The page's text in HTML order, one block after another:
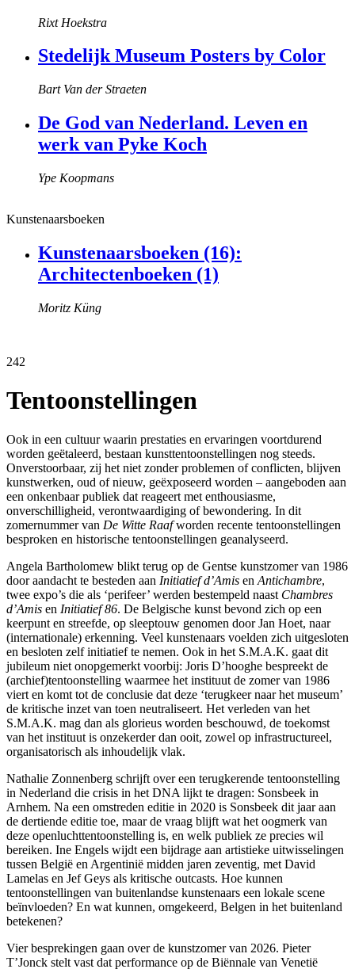
Rixt Hoekstra
Stedelijk Museum Posters by Color
Bart Van der Straeten
De God van Nederland. Leven en
werk van Pyke Koch
Ype Koopmans
Kunstenaarsboeken
Kunstenaarsboeken (16):
Architectenboeken (1)
Moritz Küng
242
Tentoonstellingen
Ook in een cultuur waarin prestaties en ervaringen voortdurend
worden geëtaleerd, bestaan kunsttentoonstellingen nog steeds.
Onverstoorbaar, zij het niet zonder problemen of conflicten, blijven
kunstwerken, oud of nieuw, geëxposeerd worden – aangeboden aan
een onkenbaar publiek dat reageert met enthousiasme,
onverschilligheid, verontwaardiging of bewondering. In dit
zomernummer van De Witte Raafworden recente tentoonstellingen
besproken en historische tentoonstellingen geanalyseerd.
Angela Bartholomew blikt terug op de Gentse kunstzomer van 1986
door aandacht te besteden aan Initiatief d’Amis en Antichambre,
twee expo’s die als ‘perifeer’ werden bestempeld naast Chambres
d’Amis en Initiatief 86. De Belgische kunst bevond zich op een
keerpunt en streefde, op sleeptouw genomen door Jan Hoet, naar
(internationale) erkenning. Veel kunstenaars voelden zich uitgesloten
en besloten zelf initiatief te nemen. Ook in het S.M.A.K. gaat dit
jubileum niet onopgemerkt voorbij: Joris D’hooghe bespreekt de
(archief)tentoonstelling waarmee het instituut de zomer van 1986
viert en komt tot de conclusie dat deze ‘terugkeer naar het museum’
de kritische inzet van toen neutraliseert. Het verleden van het
S.M.A.K. mag dan als glorieus worden beschouwd, de toekomst
van het instituut is onzekerder dan ooit, zowel op infrastructureel,
organisatorisch als inhoudelijk vlak.
Nathalie Zonnenberg schrijft over een terugkerende tentoonstelling
in Nederland die crisis in het DNA lijkt te dragen: Sonsbeek in
Arnhem. Na een omstreden editie in 2020 is Sonsbeek dit jaar aan
de dertiende editie toe, maar de vraag blijft wat het oogmerk van
deze openluchttentoonstelling is, en welk publiek ze precies wil
bereiken. Ine Engels wijdt een bijdrage aan artistieke uitwisselingen
tussen België en Argentinië midden jaren zeventig, met David
Lamelas en Jef Geys als kritische outcasts. Hoe kunnen
tentoonstellingen van buitenlandse kunstenaars een lokale scene
beïnvloeden? En wat kunnen, omgekeerd, Belgen in het buitenland
betekenen?
Vier besprekingen gaan over de kunstzomer van 2026. Pieter
T’Jonck stelt vast dat performance op de Biënnale van Venetië